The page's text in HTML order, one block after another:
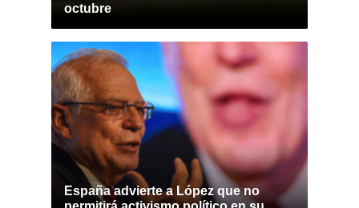
octubre
España advierte a López que no